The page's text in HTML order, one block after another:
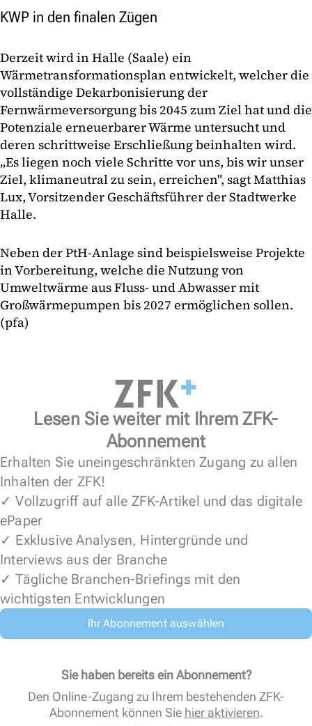
KWP in den finalen Zügen
Derzeit wird in Halle (Saale) ein
Wärmetransformationsplan entwickelt, welcher die
vollständige Dekarbonisierung der
Fernwärmeversorgung bis 2045 zum Ziel hat und die
Potenziale erneuerbarer Wärme untersucht und
deren schrittweise Erschließung beinhalten wird.
„Es liegen noch viele Schritte vor uns, bis wir unser
Ziel, klimaneutral zu sein, erreichen", sagt Matthias
Lux, Vorsitzender Geschäftsführer der Stadtwerke
Halle.
Neben der PtH-Anlage sind beispielsweise Projekte
in Vorbereitung, welche die Nutzung von
Umweltwärme aus Fluss- und Abwasser mit
Großwärmepumpen bis 2027 ermöglichen sollen.
(pfa)
Lesen Sie weiter mit Ihrem ZFK-
Abonnement
Erhalten Sie uneingeschränkten Zugang zu allen
Inhalten der ZFK!
✓ Vollzugriff auf alle ZFK-Artikel und das digitale
ePaper
✓ Exklusive Analysen, Hintergründe und
Interviews aus der Branche
✓ Tägliche Branchen-Briefings mit den
wichtigsten Entwicklungen
Ihr Abonnement auswählen
Sie haben bereits ein Abonnement?
Den Online-Zugang zu Ihrem bestehenden ZFK-
Abonnement können Sie hier aktivieren.